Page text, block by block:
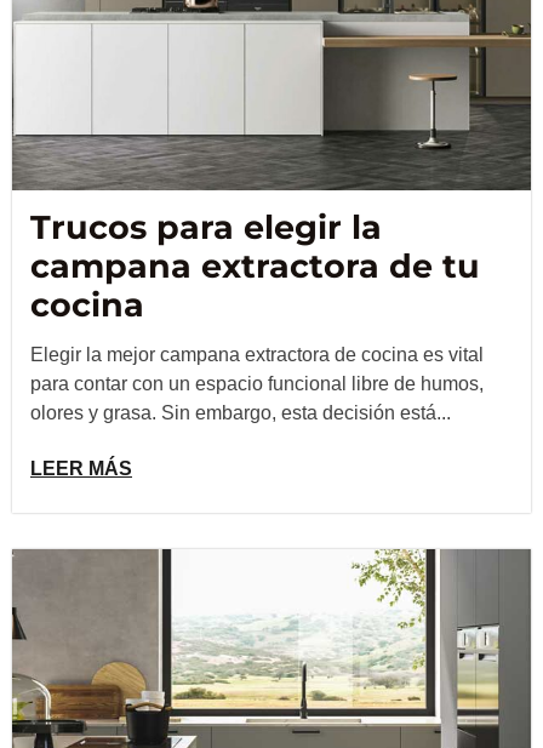
Trucos para elegir la
campana extractora de tu
cocina
Elegir la mejor campana extractora de cocina es vital
para contar con un espacio funcional libre de humos,
olores y grasa. Sin embargo, esta decisión está...
LEER MÁS